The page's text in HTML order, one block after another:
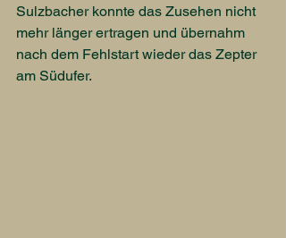
Sulzbacher konnte das Zusehen nicht
mehr länger ertragen und übernahm
nach dem Fehlstart wieder das Zepter
am Südufer.